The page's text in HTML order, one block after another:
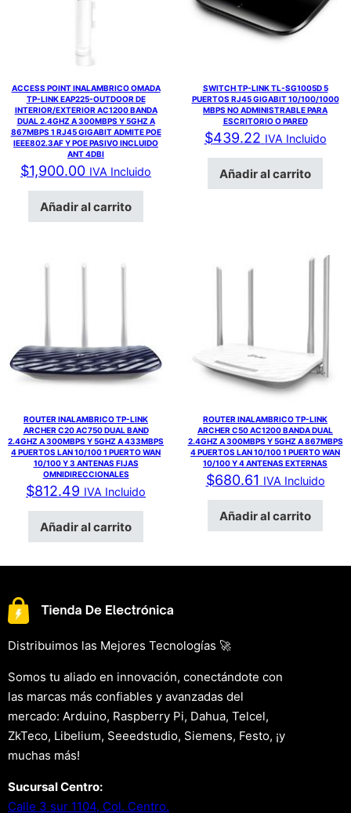
ACCESS POINT INALAMBRICO OMADA
TP-LINK EAP225-OUTDOOR DE
INTERIOR/EXTERIOR AC1200 BANDA
DUAL 2.4GHZ A 300MBPS Y 5GHZ A
867MBPS 1 RJ45 GIGABIT ADMITE POE
IEEE802.3AF Y POE PASIVO INCLUIDO
ANT 4DBI
$1,900.00 IVA Incluido
Añadir al carrito
SWITCH TP-LINK TL-SG1005D 5
PUERTOS RJ45 GIGABIT 10/100/1000
MBPS NO ADMINISTRABLE PARA
ESCRITORIO O PARED
$439.22 IVA Incluido
Añadir al carrito
ROUTER INALAMBRICO TP-LINK
ARCHER C20 AC750 DUAL BAND
2.4GHZ A 300MBPS Y 5GHZ A 433MBPS
4 PUERTOS LAN 10/100 1 PUERTO WAN
10/100 Y 3 ANTENAS FIJAS
OMNIDIRECCIONALES
$812.49 IVA Incluido
Añadir al carrito
ROUTER INALAMBRICO TP-LINK
ARCHER C50 AC1200 BANDA DUAL
2.4GHZ A 300MBPS Y 5GHZ A 867MBPS
4 PUERTOS LAN 10/100 1 PUERTO WAN
10/100 Y 4 ANTENAS EXTERNAS
$680.61 IVA Incluido
Añadir al carrito
Distribuimos las Mejores Tecnologías 🚀
Somos tu aliado en innovación, conectándote con
las marcas más confiables y avanzadas del
mercado: Arduino, Raspberry Pi, Dahua, Telcel,
ZkTeco, Libelium, Seeedstudio, Siemens, Festo, ¡y
muchas más!
Sucursal Centro:
Calle 3 sur 1104, Col. Centro.